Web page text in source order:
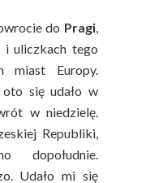
do Pragi,
i uliczkach tego
miast Europy.
się udało w
w niedzielę.
Republiki,
Udało mi się